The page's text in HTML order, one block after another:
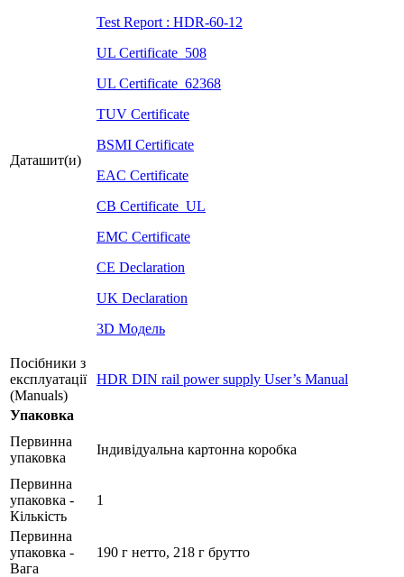
Даташит(и)
Test Report : HDR-60-12
UL Certificate_508
UL Certificate_62368
TUV Certificate
BSMI Certificate
EAC Certificate
CB Certificate_UL
EMC Certificate
CE Declaration
UK Declaration
3D Модель
Посібники з
експлуатації
(Manuals)
HDR DIN rail power supply User’s Manual
Упаковка
Первинна
упаковка
Індивідуальна картонна коробка
Первинна
упаковка -
Кількість
1
Первинна
упаковка -
Вага
190 г нетто, 218 г брутто